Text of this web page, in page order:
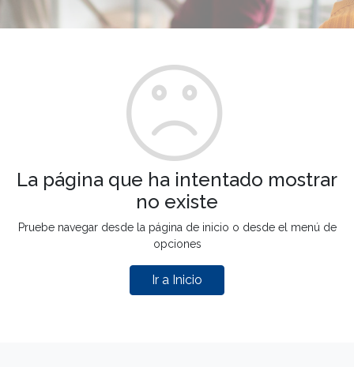
La página que ha intentado mostrar
no existe
Pruebe navegar desde la página de inicio o desde el menú de
opciones
Ir a Inicio